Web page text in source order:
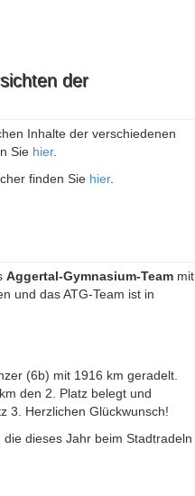
der
Inhalte der verschiedenen
Sie hier.
finden Sie hier.
Aggertal-Gymnasium-Team mit
und das ATG-Team ist in
(6b) mit 1916 km geradelt.
den 2. Platz belegt und
3. Herzlichen Glückwunsch!
dieses Jahr beim Stadtradeln